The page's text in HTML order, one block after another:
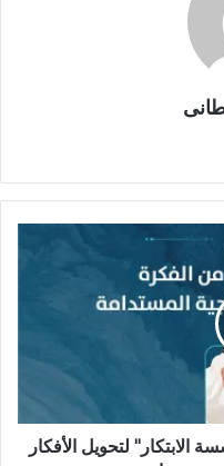
لتحويل الأفكار